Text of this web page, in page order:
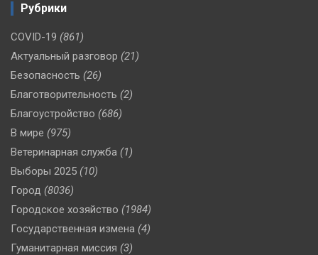
Рубрики
COVID-19 (861)
Актуальный разговор (21)
Безопасность (26)
Благотворительность (2)
Благоустройство (686)
В мире (975)
Ветеринарная служба (1)
Выборы 2025 (10)
Город (8036)
Городское хозяйство (1984)
Государственная измена (4)
Гуманитарная миссия (3)